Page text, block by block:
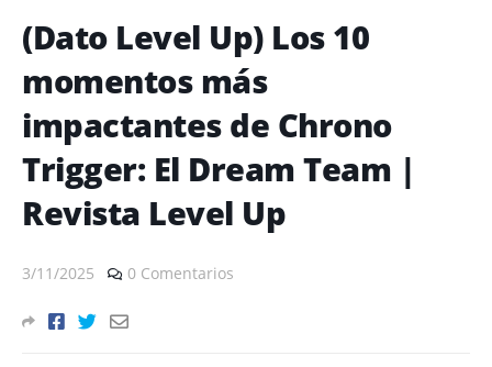
(Dato Level Up) Los 10
momentos más
impactantes de Chrono
Trigger: El Dream Team |
Revista Level Up
3/11/2025 0 Comentarios